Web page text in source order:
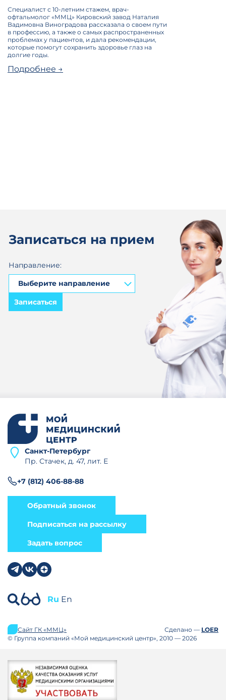
Специалист с 10-летним стажем, врач-
офтальмолог «ММЦ» Кировский завод Наталия
Вадимовна Виноградова рассказала о своем пути
в профессию, а также о самых распространенных
проблемах у пациентов, и дала рекомендации,
которые помогут сохранить здоровье глаз на
долгие годы.
Подробнее →
Записаться на прием
Направление:
Записаться
+7 (812) 406-88-88
Санкт-Петербург
Пр. Стачек, д. 47, лит. Е
Обратный звонок
Подписаться на рассылку
Задать вопрос
Ru En
Сайт ГК «ММЦ» Сделано — LOER
© Группа компаний «Мой медицинский центр», 2010 — 2026